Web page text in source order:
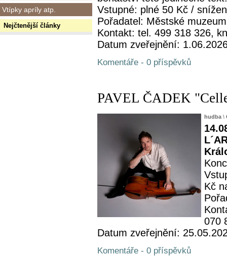
Vtípky apríly atp.
Nejčtenější články
Vstupné: plné 50 Kč /
Pořadatel: Městské
Kontakt: tel. 499 318 326,
Datum zveřejnění:
Komentáře - 0 příspěvků
PAVEL ČADEK
hudba \
Kč
070
Datum zveřejnění:
Komentáře - 0 příspěvků